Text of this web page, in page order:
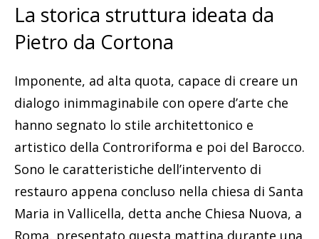
La storica struttura ideata da
Pietro da Cortona
Imponente, ad alta quota, capace di creare un
dialogo inimmaginabile con opere d’arte che
hanno segnato lo stile architettonico e
artistico della Controriforma e poi del Barocco.
Sono le caratteristiche dell’intervento di
restauro appena concluso nella chiesa di Santa
Maria in Vallicella, detta anche Chiesa Nuova, a
Roma, presentato questa mattina durante una